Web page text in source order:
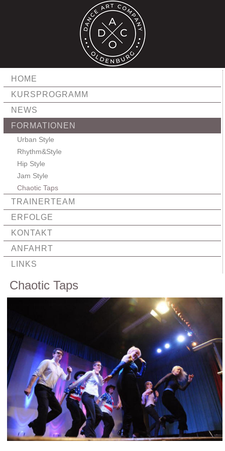
HOME
KURSPROGRAMM
NEWS
FORMATIONEN
Urban Style
Rhythm&Style
Hip Style
Jam Style
Chaotic Taps
TRAINERTEAM
ERFOLGE
KONTAKT
ANFAHRT
LINKS
Chaotic Taps